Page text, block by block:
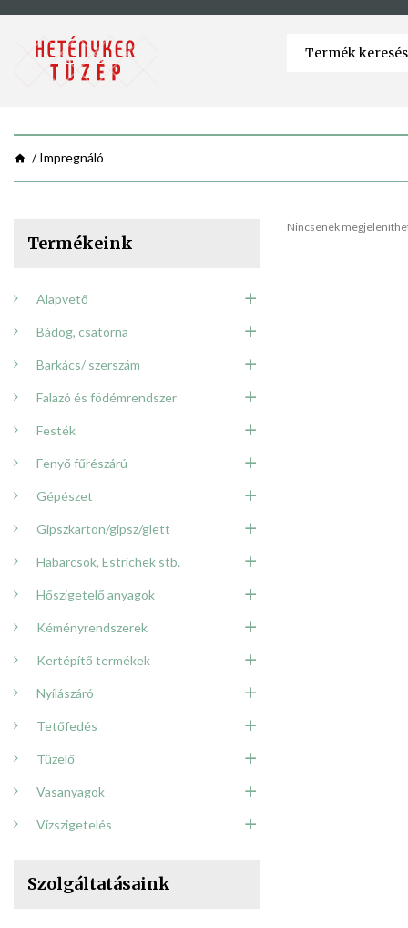
Impregnáló
Termékeink
Alapvető
Bádog, csatorna
Barkács/ szerszám
Falazó és födémrendszer
Festék
Fenyő fűrészárú
Gépészet
Gipszkarton/gipsz/glett
Habarcsok, Estrichek stb.
Hőszigetelő anyagok
Kéményrendszerek
Kertépítő termékek
Nyílászáró
Tetőfedés
Tüzelő
Vasanyagok
Vízszigetelés
Szolgáltatásaink
Nincsenek